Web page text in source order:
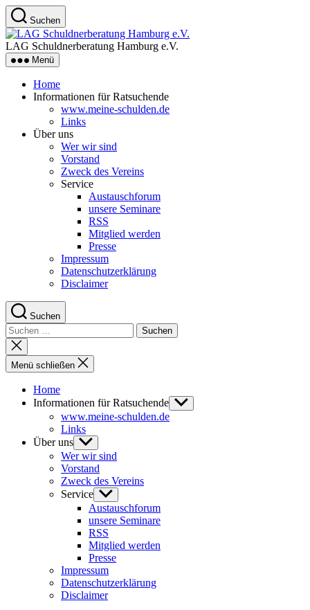
Zum
Inhalt
springen
Suchen
LAG Schuldnerberatung Hamburg e.V.
Menü
Home
Informationen für Ratsuchende
www.meine-schulden.de
Links
Über uns
Wer wir sind
Vorstand
Zweck des Vereins
Service
Austauschforum
unsere Seminare
RSS
Mitglied werden
Presse
Impressum
Datenschutzerklärung
Disclaimer
Suchen
Suchen
nach:
Suche
schließen
Menü schließen
Home
Informationen für Ratsuchende Untermenü
anzeigen
www.meine-schulden.de
Links
Über uns Untermenü
anzeigen
Wer wir sind
Vorstand
Zweck des Vereins
Service Untermenü
anzeigen
Austauschforum
unsere Seminare
RSS
Mitglied werden
Presse
Impressum
Datenschutzerklärung
Disclaimer